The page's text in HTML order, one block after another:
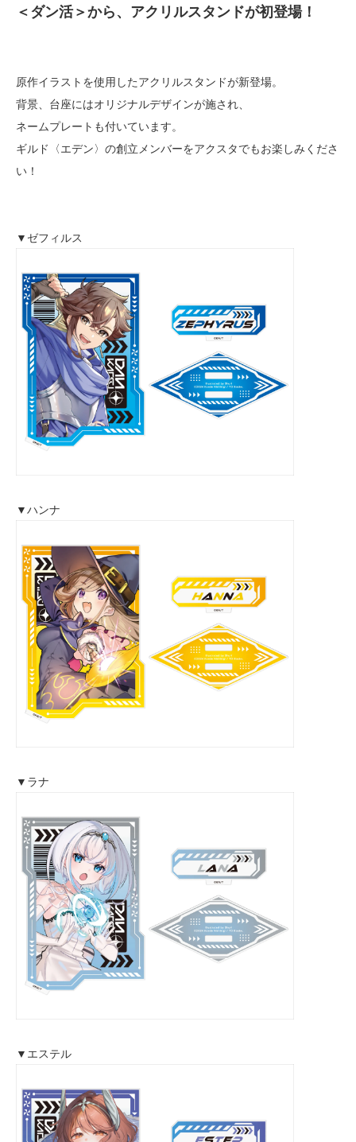
＜ダン活＞から、アクリルスタンドが初登場！
原作イラストを使用したアクリルスタンドが新登場。
背景、台座にはオリジナルデザインが施され、
ネームプレートも付いています。
ギルド〈エデン〉の創立メンバーをアクスタでもお楽しみくださ
い！
▼ゼフィルス
▼ハンナ
▼ラナ
▼エステル